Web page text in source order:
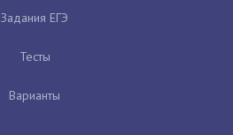
Задания ЕГЭ
Тесты
Варианты